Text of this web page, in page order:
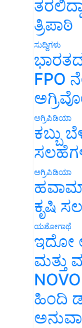
ತ್ರಿಪಾಠಿ
ಸುದ್ದಿಗಳು
FPO
ಅಗ್ರಿಪಿಡಿಯಾ
ಕಬ್ಬು
ಅಗ್ರಿಪಿಡಿಯಾ
ಕೃಷಿ
ಯಶೋಗಾಥೆ
ಇದೋ
ಮತ್ತು
ಹಿಂದಿ